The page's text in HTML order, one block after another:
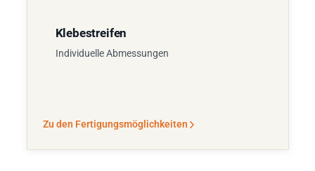
Klebestreifen
Individuelle Abmessungen
Zu den Fertigungsmöglichkeiten